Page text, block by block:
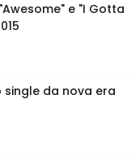
e "I Gotta
single da nova era